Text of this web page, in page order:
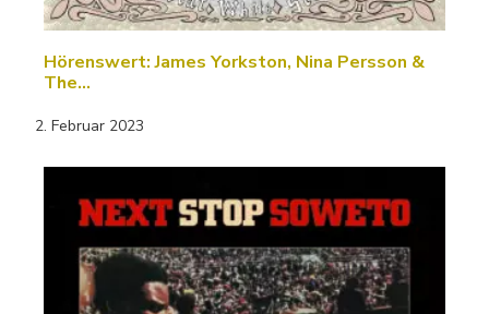
Hörenswert: James Yorkston, Nina Persson &
The…
2. Februar 2023